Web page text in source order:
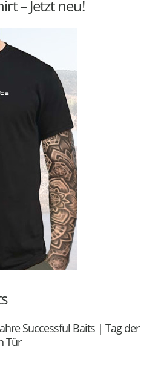
– Jetzt neu!
Successful Baits | Tag der
Tür